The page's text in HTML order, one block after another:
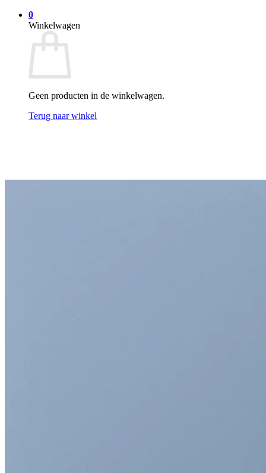
0
Winkelwagen
Geen producten in de winkelwagen.
Terug naar winkel